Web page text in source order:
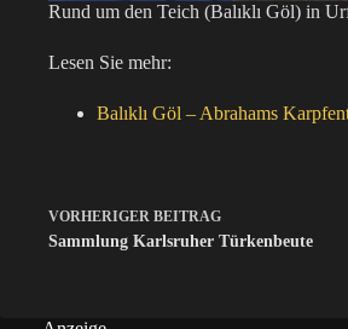
Rund um den Teich (Balıklı Göl) in
Lesen Sie mehr:
Balıklı Göl – Abrahams
VORHERIGER BEITRAG
Sammlung Karlsruher Türkenbeute